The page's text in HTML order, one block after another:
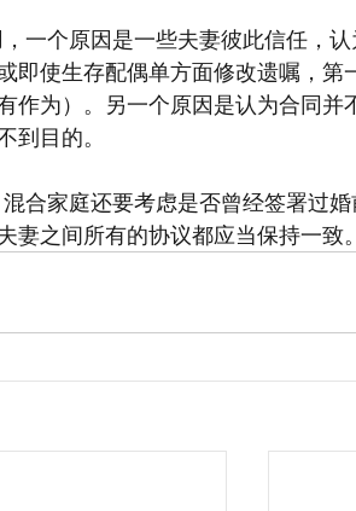
一个原因是一些夫妻彼此信任，
即使生存配偶单方面修改遗嘱，第
作为）。另一个原因是认为合同并
目的。
合家庭还要考虑是否曾经签署过
之间所有的协议都应当保持一致。